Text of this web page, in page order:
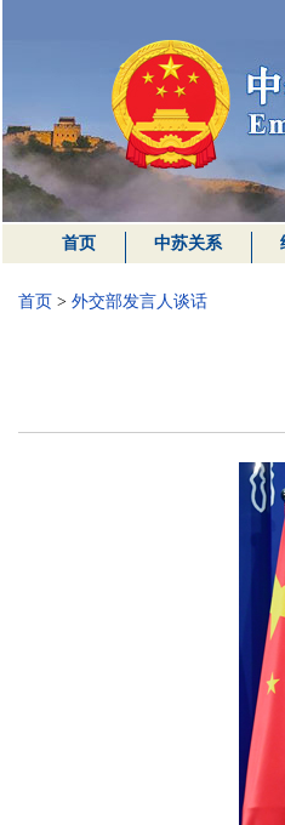
首页 中苏关系
首页 > 外交部发言人谈话